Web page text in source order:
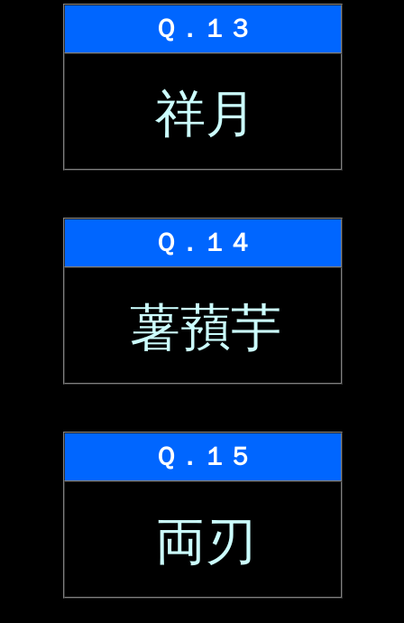
Ｑ．１３
祥月
Ｑ．１４
薯蕷芋
Ｑ．１５
両刃